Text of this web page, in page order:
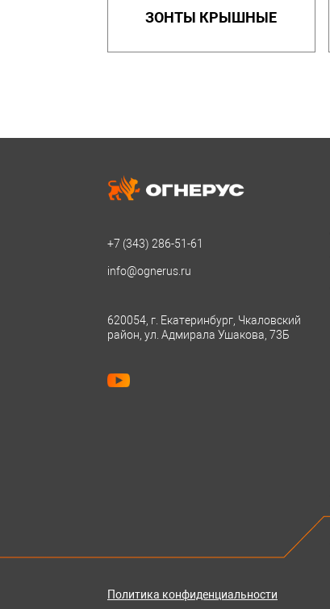
ЗОНТЫ КРЫШНЫЕ
+7 (343) 286-51-61
info@ognerus.ru
620054, г. Екатеринбург, Чкаловский
район, ул. Адмирала Ушакова, 73Б
Политика конфиденциальности